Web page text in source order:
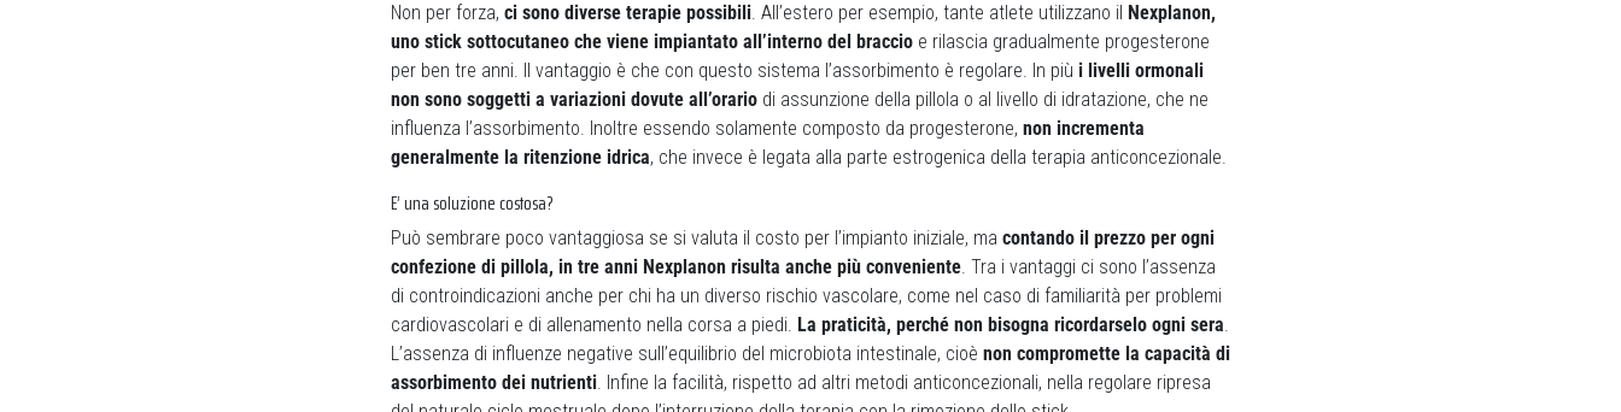
Non per forza, ci sono diverse terapie possibili. All’estero per esempio, tante atlete utilizzano il Nexplanon,
uno stick sottocutaneo che viene impiantato all’interno del braccio e rilascia gradualmente progesterone
per ben tre anni. Il vantaggio è che con questo sistema l’assorbimento è regolare. In più i livelli ormonali
non sono soggetti a variazioni dovute all’orario di assunzione della pillola o al livello di idratazione, che ne
influenza l’assorbimento. Inoltre essendo solamente composto da progesterone, non incrementa
generalmente la ritenzione idrica, che invece è legata alla parte estrogenica della terapia anticoncezionale.
E’ una soluzione costosa?
Può sembrare poco vantaggiosa se si valuta il costo per l’impianto iniziale, ma contando il prezzo per ogni
confezione di pillola, in tre anni Nexplanon risulta anche più conveniente. Tra i vantaggi ci sono l’assenza
di controindicazioni anche per chi ha un diverso rischio vascolare, come nel caso di familiarità per problemi
cardiovascolari e di allenamento nella corsa a piedi. La praticità, perché non bisogna ricordarselo ogni sera.
L’assenza di influenze negative sull’equilibrio del microbiota intestinale, cioè non compromette la capacità di
assorbimento dei nutrienti. Infine la facilità, rispetto ad altri metodi anticoncezionali, nella regolare ripresa